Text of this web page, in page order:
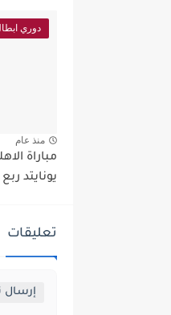
دوري ابطال
منذ عام
مباراة
يونايتد
تعليقات
إرسال